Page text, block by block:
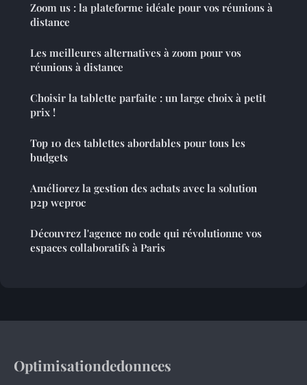
Zoom us : la plateforme idéale pour vos réunions à
distance
Les meilleures alternatives à zoom pour vos
réunions à distance
Choisir la tablette parfaite : un large choix à petit
prix !
Top 10 des tablettes abordables pour tous les
budgets
Améliorez la gestion des achats avec la solution
p2p weproc
Découvrez l'agence no code qui révolutionne vos
espaces collaboratifs à Paris
Optimisationdedonnees